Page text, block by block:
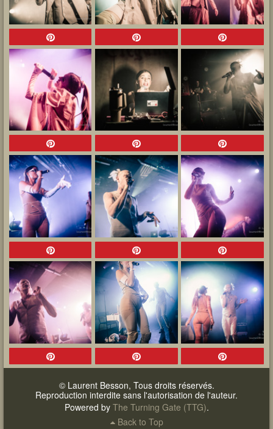
© Laurent Besson, Tous droits réservés.
Reproduction interdite sans l'autorisation de l'auteur.
Powered by The Turning Gate (TTG).
Back to Top